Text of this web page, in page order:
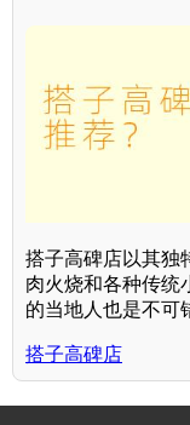
搭子高碑店以其独
肉火烧和各种传统
的当地人也是不可
搭子高碑店